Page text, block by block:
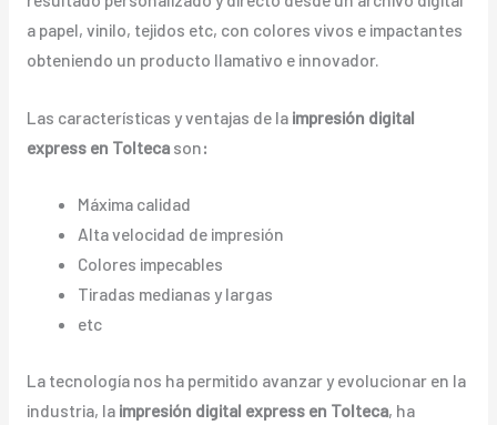
a papel, vinilo, tejidos etc, con colores vivos e impactantes
obteniendo un producto llamativo e innovador.
Las características y ventajas de la impresión digital
express en Tolteca son:
Máxima calidad
Alta velocidad de impresión
Colores impecables
Tiradas medianas y largas
etc
La tecnología nos ha permitido avanzar y evolucionar en la
industria, la impresión digital express en Tolteca, ha